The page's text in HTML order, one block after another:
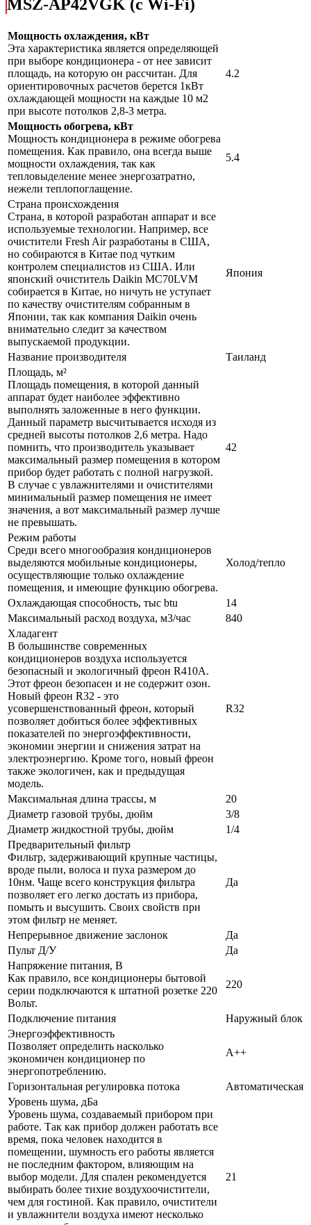
MSZ-AP42VGK (с Wi-Fi)
Мощность охлаждения, кВт
Эта характеристика является определяющей
при выборе кондиционера - от нее зависит
площадь, на которую он рассчитан. Для
ориентировочных расчетов берется 1кВт
охлаждающей мощности на каждые 10 м2
при высоте потолков 2,8-3 метра.
4.2
Мощность обогрева, кВт
Мощность кондиционера в режиме обогрева
помещения. Как правило, она всегда выше
мощности охлаждения, так как
тепловыделение менее энергозатратно,
нежели теплопоглащение.
5.4
Страна происхождения
Страна, в которой разработан аппарат и все
используемые технологии. Например, все
очистители Fresh Air разработаны в США,
но собираются в Китае под чутким
контролем специалистов из США. Или
японский очиститель Daikin MC70LVM
собирается в Китае, но ничуть не уступает
по качеству очистителям собранным в
Японии, так как компания Daikin очень
внимательно следит за качеством
выпускаемой продукции.
Япония
Название производителя
Таиланд
Площадь, м²
Площадь помещения, в которой данный
аппарат будет наиболее эффективно
выполнять заложенные в него функции.
Данный параметр высчитывается исходя из
средней высоты потолков 2,6 метра. Надо
помнить, что производитель указывает
максимальный размер помещения в котором
прибор будет работать с полной нагрузкой.
В случае с увлажнителями и очистителями
минимальный размер помещения не имеет
значения, а вот максимальный размер лучше
не превышать.
42
Режим работы
Среди всего многообразия кондиционеров
выделяются мобильные кондиционеры,
осуществляющие только охлаждение
помещения, и имеющие функцию обогрева.
Холод/тепло
Охлаждающая способность, тыс btu
14
Максимальный расход воздуха, м3/час
840
Хладагент
В большинстве современных
кондиционеров воздуха используется
безопасный и экологичный фреон R410A.
Этот фреон безопасен и не содержит озон.
Новый фреон R32 - это
усовершенствованный фреон, который
позволяет добиться более эффективных
показателей по энергоэффективности,
экономии энергии и снижения затрат на
электроэнергию. Кроме того, новый фреон
также экологичен, как и предыдущая
модель.
R32
Максимальная длина трассы, м
20
Диаметр газовой трубы, дюйм
3/8
Диаметр жидкостной трубы, дюйм
1/4
Предварительный фильтр
Фильтр, задерживающий крупные частицы,
вроде пыли, волоса и пуха размером до
10нм. Чаще всего конструкция фильтра
позволяет его легко достать из прибора,
помыть и высушить. Своих свойств при
этом фильтр не меняет.
Да
Непрерывное движение заслонок
Да
Пульт Д/У
Да
Напряжение питания, В
Как правило, все кондиционеры бытовой
серии подключаются к штатной розетке 220
Вольт.
220
Подключение питания
Наружный блок
Энергоэффективность
Позволяет определить насколько
экономичен кондиционер по
энергопотреблению.
A++
Горизонтальная регулировка потока
Автоматическая
Уровень шума, дБа
Уровень шума, создаваемый прибором при
работе. Так как прибор должен работать все
время, пока человек находится в
помещении, шумность его работы является
не последним фактором, влияющим на
выбор модели. Для спален рекомендуется
выбирать более тихие воздухоочистители,
чем для гостиной. Как правило, очистители
и увлажнители воздуха имеют несколько
21